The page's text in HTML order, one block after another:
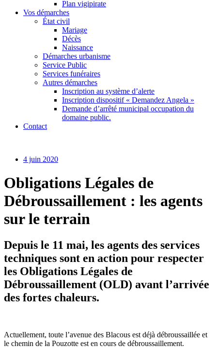
Plan vigipirate
Vos démarches
État civil
Mariage
Décès
Naissance
Démarches urbanisme
Service Public
Services funéraires
Autres démarches
Inscription au système d’alerte
Inscription dispositif « Demandez Angela »
Demande d’arrêté municipal occupation du
domaine public.
Contact
4 juin 2020
Obligations Légales de
Débroussaillement : les agents
sur le terrain
Depuis le 11 mai, les agents des services
techniques sont en action pour respecter
les Obligations Légales de
Débroussaillement (OLD) avant l’arrivée
des fortes chaleurs.
Actuellement, toute l’avenue des Blacous est déjà débroussaillée et
le chemin de la Pouzotte est en cours de débroussaillement.